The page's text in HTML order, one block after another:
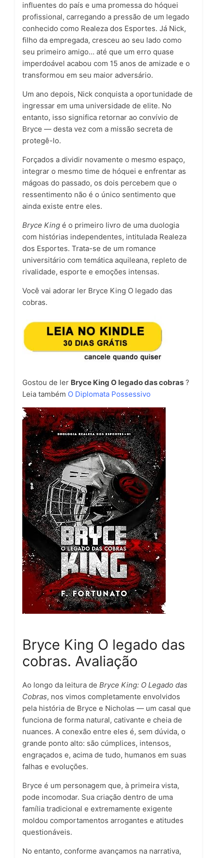
influentes do país e uma promessa do hóquei
profissional, carregando a pressão de um legado
conhecido como Realeza dos Esportes. Já Nick,
filho da empregada, cresceu ao seu lado como
seu primeiro amigo… até que um erro quase
imperdoável acabou com 15 anos de amizade e o
transformou em seu maior adversário.
Um ano depois, Nick conquista a oportunidade de
ingressar em uma universidade de elite. No
entanto, isso significa retornar ao convívio de
Bryce — desta vez com a missão secreta de
protegê-lo.
Forçados a dividir novamente o mesmo espaço,
integrar o mesmo time de hóquei e enfrentar as
mágoas do passado, os dois percebem que o
ressentimento não é o único sentimento que
ainda existe entre eles.
Bryce King é o primeiro livro de uma duologia
com histórias independentes, intitulada Realeza
dos Esportes. Trata-se de um romance
universitário com temática aquileana, repleto de
rivalidade, esporte e emoções intensas.
Você vai adorar ler Bryce King O legado das
cobras.
Gostou de ler Bryce King O legado das cobras ?
Leia também O Diplomata Possessivo
Bryce King O legado das
cobras. Avaliação
Ao longo da leitura de Bryce King: O Legado das
Cobras, nos vimos completamente envolvidos
pela história de Bryce e Nicholas — um casal que
funciona de forma natural, cativante e cheia de
nuances. A conexão entre eles é, sem dúvida, o
grande ponto alto: são cúmplices, intensos,
engraçados e, acima de tudo, humanos em suas
falhas e evoluções.
Bryce é um personagem que, à primeira vista,
pode incomodar. Sua criação dentro de uma
família tradicional e extremamente exigente
moldou comportamentos arrogantes e atitudes
questionáveis.
No entanto, conforme avançamos na narrativa,